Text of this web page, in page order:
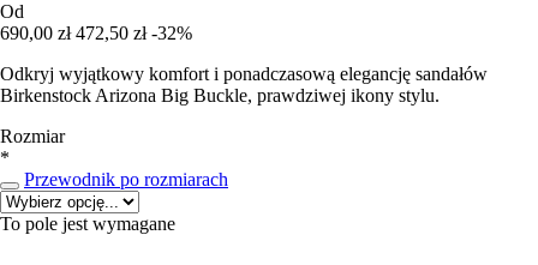
Od
690,00 zł 472,50 zł -32%
Odkryj wyjątkowy komfort i ponadczasową elegancję sandałów
Birkenstock Arizona Big Buckle, prawdziwej ikony stylu.
Rozmiar
*
Przewodnik po rozmiarach
To pole jest wymagane